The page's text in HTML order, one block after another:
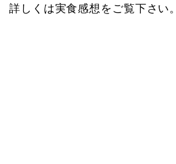
詳しくは実食感想をご覧下さい。